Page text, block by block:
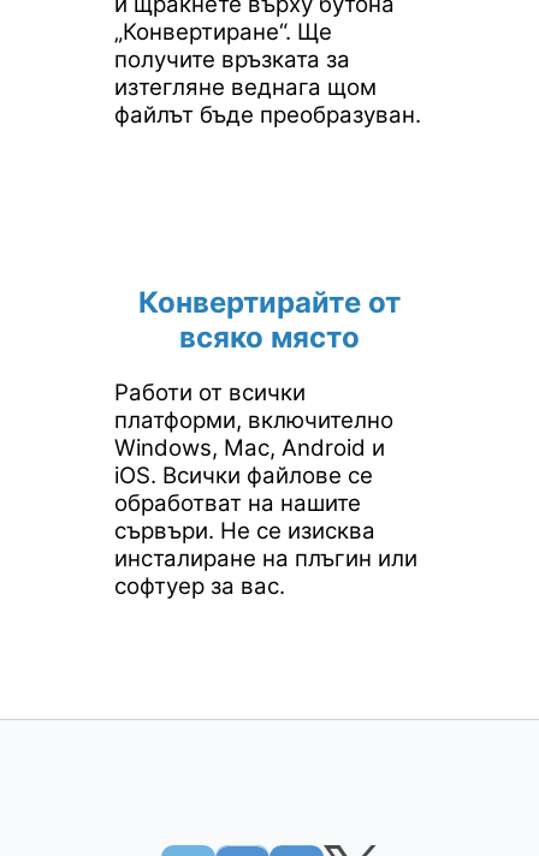
„Конвертиране“. Ще
получите връзката за
изтегляне веднага щом
файлът бъде преобразуван.
Конвертирайте от
всяко място
Работи от всички
платформи, включително
Windows, Mac, Android и
iOS. Всички файлове се
обработват на нашите
сървъри. Не се изисква
инсталиране на плъгин или
софтуер за вас.